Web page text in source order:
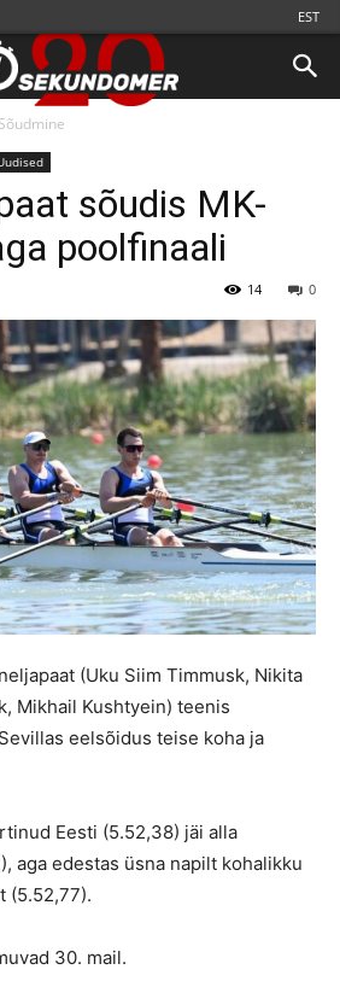
EST
Sõudmine
sõudis MK-
poolfinaali
0
14
(Uku Siim Timmusk, Nikita
Mikhail Kushtyein) teenis
eelsõidus teise koha ja
Eesti (5.52,38) jäi alla
aga edestas üsna napilt kohalikku
(5.52,77).
30. mail.